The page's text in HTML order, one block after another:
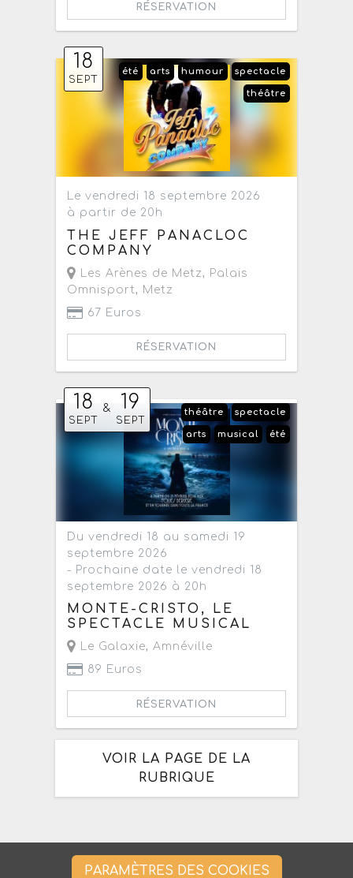
RÉSERVATION
18
SEPT
spectacle
humour
arts
été
théâtre
Le vendredi 18 septembre 2026
à partir de 20h
THE JEFF PANACLOC
COMPANY
Les Arènes de Metz, Palais
Omnisport, Metz
67 Euros
RÉSERVATION
18
SEPT
& 19
SEPT
spectacle
théâtre
été
musical
arts
Du vendredi 18 au samedi 19
septembre 2026
- Prochaine date le vendredi 18
septembre 2026 à 20h
MONTE-CRISTO, LE
SPECTACLE MUSICAL
Le Galaxie, Amnéville
89 Euros
RÉSERVATION
VOIR LA PAGE DE LA
RUBRIQUE
PARAMÈTRES DES COOKIES